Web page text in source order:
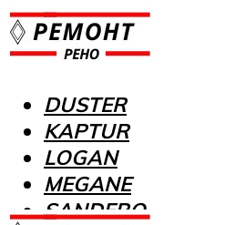
DUSTER
KAPTUR
LOGAN
MEGANE
SANDERO